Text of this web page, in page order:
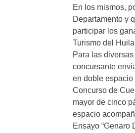
En los mismos,
Departamento y
participar los
Turismo del
Para las
concursante
en doble espacio
Concurso de
mayor de cinco
espacio
Ensayo “Genaro